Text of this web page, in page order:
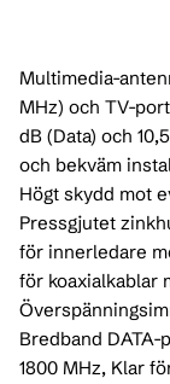
Multimedia-
MHz) och TV-
dB (Data) och
och bekväm
Högt skydd mot
Pressgjutet
för innerledare
för koaxialkablar
Bredband DATA-
1800 MHz, Klar